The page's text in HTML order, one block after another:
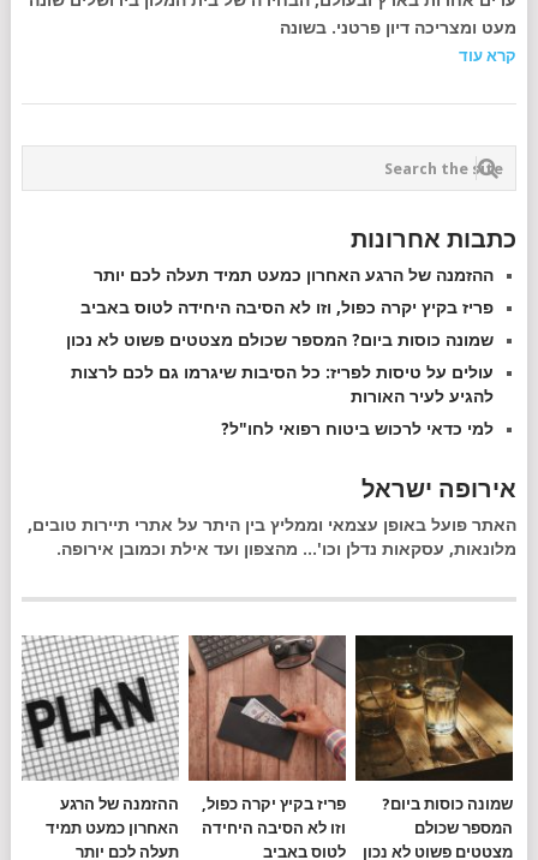
מעט ומצריכה דיון פרטני. בשונה
קרא עוד
כתבות אחרונות
ההזמנה של הרגע האחרון כמעט תמיד תעלה לכם יותר
פריז בקיץ יקרה כפול, וזו לא הסיבה היחידה לטוס באביב
שמונה כוסות ביום? המספר שכולם מצטטים פשוט לא נכון
עולים על טיסות לפריז: כל הסיבות שיגרמו גם לכם לרצות
להגיע לעיר האורות
למי כדאי לרכוש ביטוח רפואי לחו"ל?
אירופה ישראל
האתר פועל באופן עצמאי וממליץ בין היתר על אתרי תיירות טובים,
מלונאות, עסקאות נדלן וכו'... מהצפון ועד אילת וכמובן אירופה.
ההזמנה של הרגע
האחרון כמעט תמיד
תעלה לכם יותר
פריז בקיץ יקרה כפול,
וזו לא הסיבה היחידה
לטוס באביב
שמונה כוסות ביום?
המספר שכולם
מצטטים פשוט לא נכון